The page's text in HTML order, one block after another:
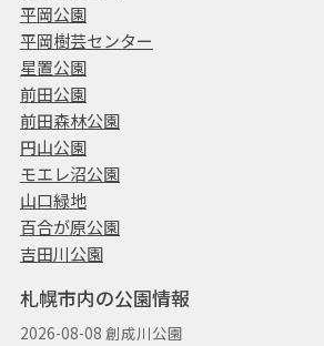
平岡公園
平岡樹芸センター
星置公園
前田公園
前田森林公園
円山公園
モエレ沼公園
山口緑地
百合が原公園
吉田川公園
札幌市内の公園情報
2026-08-08 創成川公園